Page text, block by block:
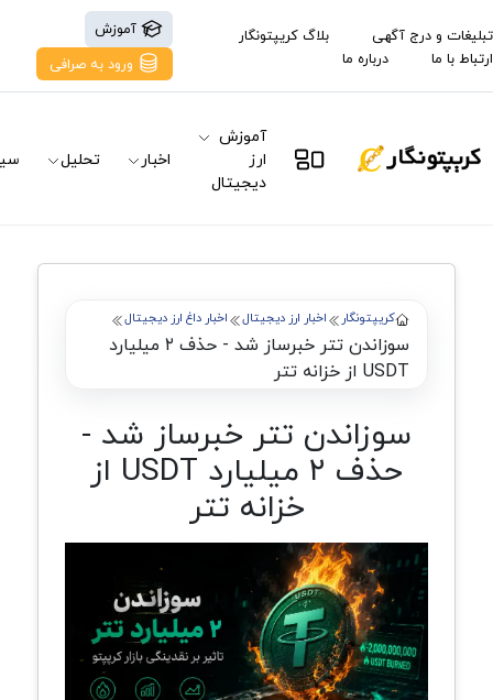
تبلیغات و درج آگهی
بلاگ کریپتونگار
ارتباط با ما
درباره ما
آموزش
ورود به صرافی
آموزش
ارز
دیجیتال
اخبار تحلیل
کریپتونگار اخبار ارز دیجیتال اخبار داغ ارز دیجیتال
سوزاندن تتر خبرساز شد - حذف ۲ میلیارد
USDT از خزانه تتر
سوزاندن تتر خبرساز شد -
حذف ۲ میلیارد USDT از
خزانه تتر